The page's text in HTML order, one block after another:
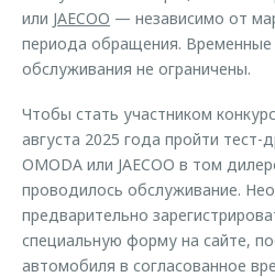
или JAECOO — независимо от
периода обращения.
обслуживания не ограничены.
Чтобы стать участником
августа 2025 года пройти тест-
OMODA или JAECOO в том
проводилось обслуживание.
предварительно
специальную форму на сайте,
автомобиля в согласованное